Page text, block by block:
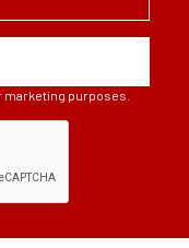
marketing purposes.